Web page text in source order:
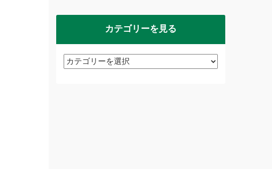
カテゴリーを見る
カ